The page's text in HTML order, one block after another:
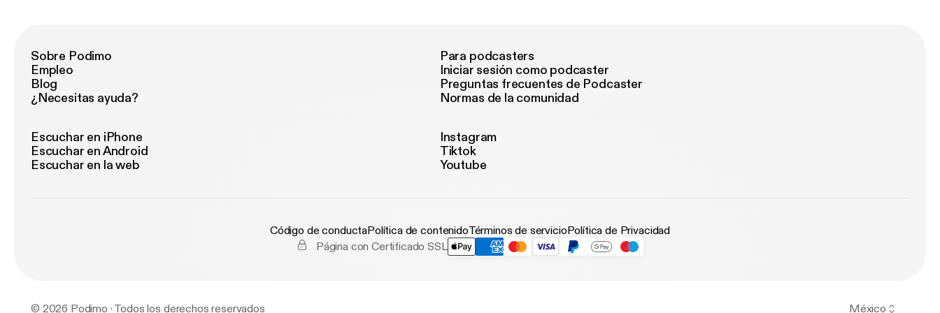
Sobre Podimo
Empleo
Blog
¿Necesitas ayuda?
Para podcasters
Iniciar sesión como podcaster
Preguntas frecuentes de Podcaster
Normas de la comunidad
Escuchar en iPhone
Escuchar en Android
Escuchar en la web
Instagram
Tiktok
Youtube
Código de conductaPolítica de contenidoTérminos de servicioPolítica de Privacidad
Página con Certificado SSL
© 2026 Podimo · Todos los derechos reservados México